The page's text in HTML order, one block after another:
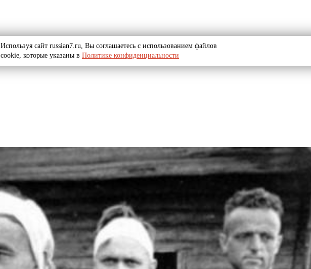
Используя сайт russian7.ru, Вы соглашаетесь с использованием файлов
cookie, которые указаны в Политике конфиденциальности